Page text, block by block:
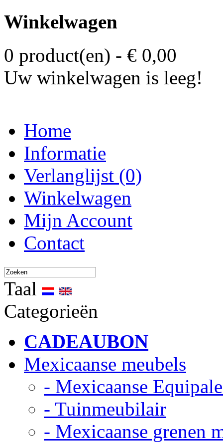
Winkelwagen
0 product(en) - € 0,00
Uw winkelwagen is leeg!
Home
Informatie
Verlanglijst (0)
Winkelwagen
Mijn Account
Contact
Taal
Categorieën
CADEAUBON
Mexicaanse meubels
- Mexicaanse
- Tuinmeubilair
- Mexicaanse grenen